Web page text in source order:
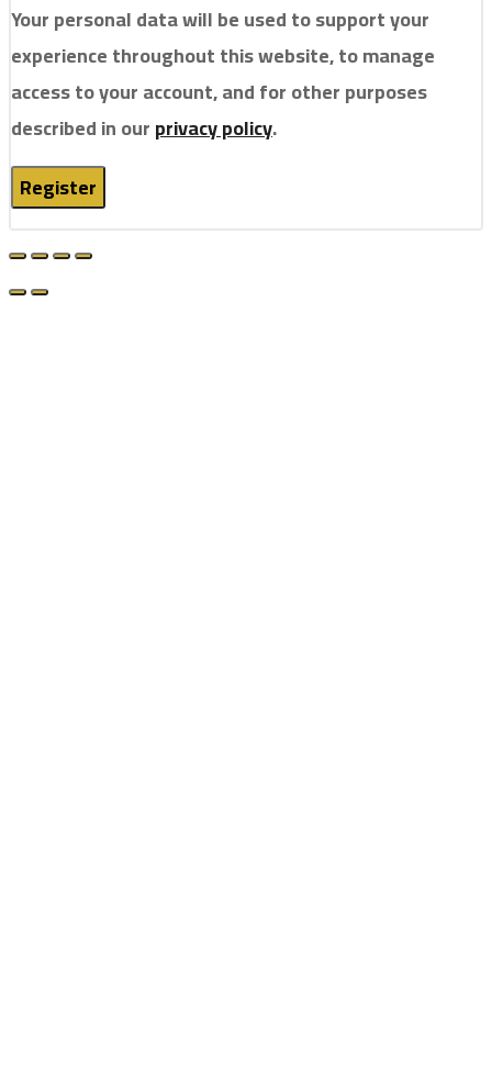
Your personal data will be used to support your
experience throughout this website, to manage
access to your account, and for other purposes
described in ourprivacy policy.
Register
casibomgrandpashabet